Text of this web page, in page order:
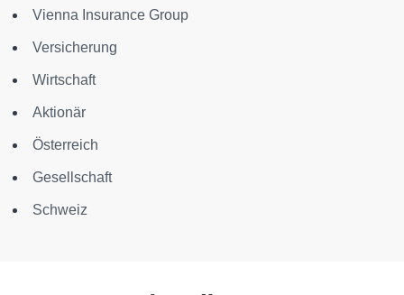
Vienna Insurance Group
Versicherung
Wirtschaft
Aktionär
Österreich
Gesellschaft
Schweiz